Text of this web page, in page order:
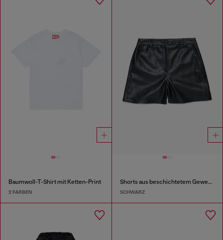
Baumwoll-T-Shirt mit Ketten-Print
2 FARBEN
Shorts aus beschichtetem Gewebe
SCHWARZ